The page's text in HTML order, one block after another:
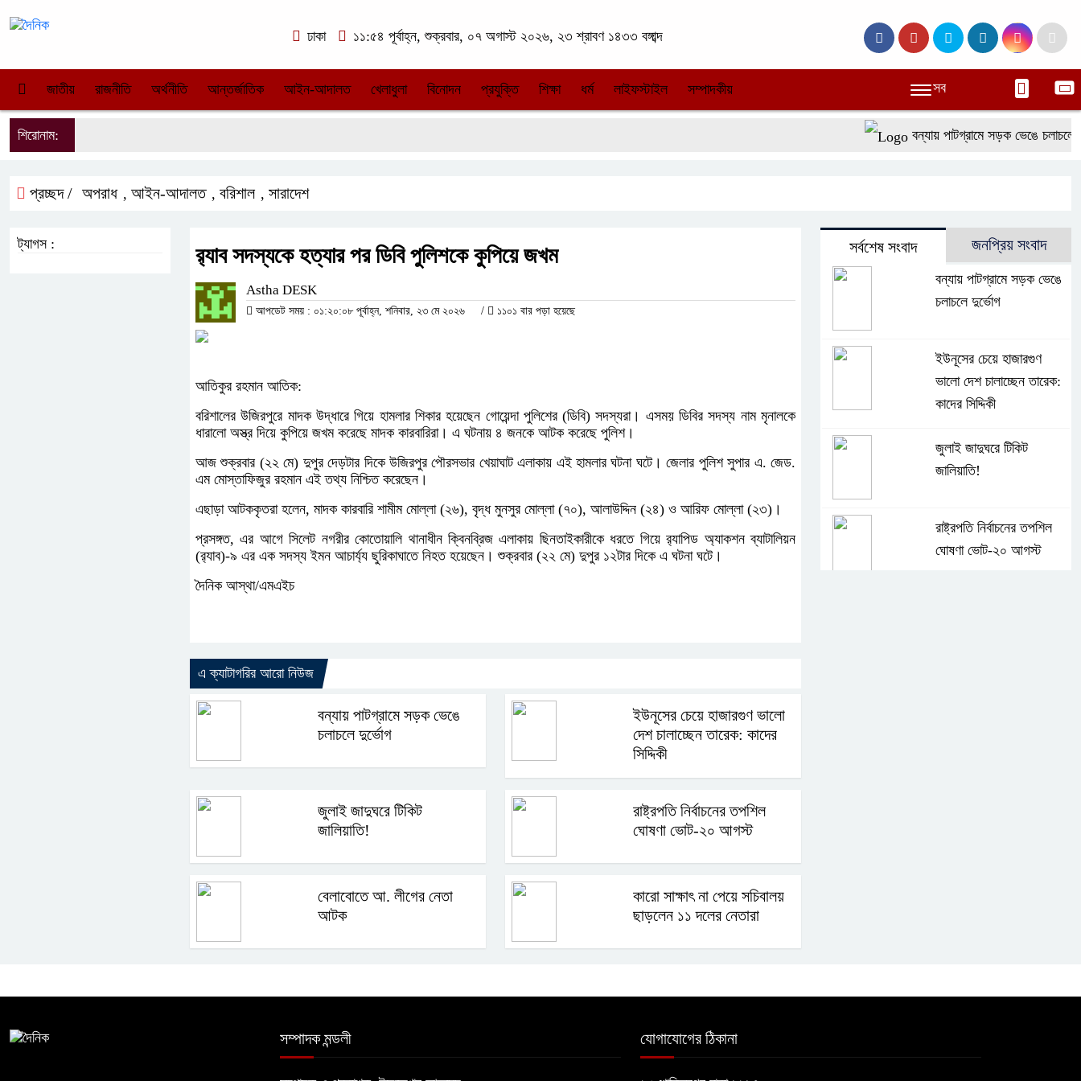
ঢাকা ১১:৫৪ পূর্বাহ্ন, শুক্রবার, ০৭ অগাস্ট ২০২৬, ২৩ শ্রাবণ ১৪৩৩ বঙ্গাব্দ
জাতীয় রাজনীতি অর্থনীতি আন্তর্জাতিক আইন-আদালত খেলাধুলা বিনোদন প্রযুক্তি শিক্ষা ধর্ম লাইফস্টাইল সম্পাদকীয় সব
শিরোনাম: বন্যায় পাটগ্রামে সড়ক ভেঙে চলাচলে
প্রচ্ছদ / অপরাধ , আইন-আদালত , বরিশাল , সারাদেশ
র‌্যাব সদস্যকে হত্যার পর ডিবি পুলিশকে কুপিয়ে জখম
Astha DESK
আপডেট সময় : ০১:২০:০৮ পূর্বাহ্ন, শনিবার, ২৩ মে ২০২৬ / ১১০১ বার পড়া হয়েছে
আতিকুর রহমান আতিক:
বরিশালের উজিরপুরে মাদক উদ্ধারে গিয়ে হামলার শিকার হয়েছেন গোয়েন্দা পুলিশের (ডিবি) সদস্যরা। এসময় ডিবির সদস্য নাম মৃনালকে
ধারালো অস্ত্র দিয়ে কুপিয়ে জখম করেছে মাদক কারবারিরা। এ ঘটনায় ৪ জনকে আটক করেছে পুলিশ।
আজ শুক্রবার (২২ মে) দুপুর দেড়টার দিকে উজিরপুর পৌরসভার খেয়াঘাট এলাকায় এই হামলার ঘটনা ঘটে। জেলার পুলিশ সুপার এ. জেড.
এম মোস্তাফিজুর রহমান এই তথ্য নিশ্চিত করেছেন।
এছাড়া আটককৃতরা হলেন, মাদক কারবারি শামীম মোল্লা (২৬), বৃদ্ধ মুনসুর মোল্লা (৭০), আলাউদ্দিন (২৪) ও আরিফ মোল্লা (২৩)।
প্রসঙ্গত, এর আগে সিলেট নগরীর কোতোয়ালি থানাধীন ক্বিনব্রিজ এলাকায় ছিনতাইকারীকে ধরতে গিয়ে র‌্যাপিড অ্যাকশন ব্যাটালিয়ন
(র‌্যাব)-৯ এর এক সদস্য ইমন আচার্য্য ছুরিকাঘাতে নিহত হয়েছেন। শুক্রবার (২২ মে) দুপুর ১২টার দিকে এ ঘটনা ঘটে।
দৈনিক আস্থা/এমএইচ
এ ক্যাটাগরির আরো নিউজ
বন্যায় পাটগ্রামে সড়ক ভেঙে
চলাচলে দুর্ভোগ
ইউনূসের চেয়ে হাজারগুণ ভালো
দেশ চালাচ্ছেন তারেক: কাদের
সিদ্দিকী
জুলাই জাদুঘরে টিকিট
জালিয়াতি!
রাষ্ট্রপতি নির্বাচনের তপশিল
ঘোষণা ভোট-২০ আগস্ট
বেলাবোতে আ. লীগের নেতা
আটক
কারো সাক্ষাৎ না পেয়ে সচিবালয়
ছাড়লেন ১১ দলের নেতারা
ট্যাগস : সর্বশেষ সংবাদ জনপ্রিয় সংবাদ
বন্যায় পাটগ্রামে সড়ক ভেঙে
চলাচলে দুর্ভোগ
ইউনূসের চেয়ে হাজারগুণ
ভালো দেশ চালাচ্ছেন তারেক:
কাদের সিদ্দিকী
জুলাই জাদুঘরে টিকিট
জালিয়াতি!
রাষ্ট্রপতি নির্বাচনের তপশিল
ঘোষণা ভোট-২০ আগস্ট
সম্পাদক মন্ডলী যোগাযোগের ঠিকানা